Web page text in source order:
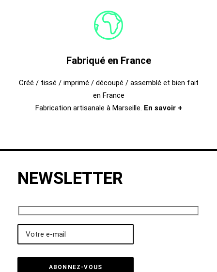
Fabriqué en France
Créé / tissé / imprimé / découpé / assemblé et bien fait
en France
Fabrication artisanale à Marseille. En savoir +
NEWSLETTER